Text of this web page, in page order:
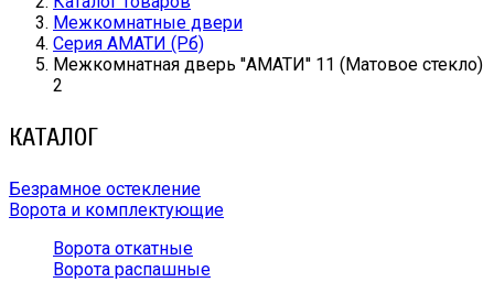
Межкомнатные двери
Серия АМАТИ (Рб)
Межкомнатная дверь ''АМАТИ'' 11 (Матовое стекло)
2
КАТАЛОГ
Безрамное остекление
Ворота и комплектующие
Ворота откатные
Ворота распашные